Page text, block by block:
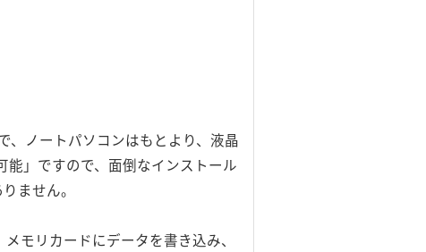
、ノートパソコンはもとより、液晶
」ですので、面倒なインストール
ません。
モリカードにデータを書き込み、